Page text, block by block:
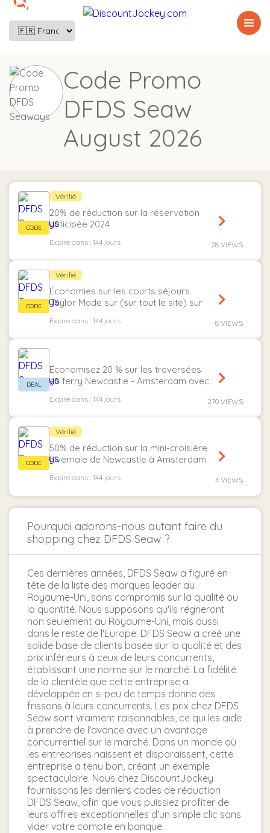
Code Promo
DFDS Seaw
August 2026
Vérifié
20% de réduction sur la réservation
anticipée 2024
Expire dans : 144 jours 28 VIEWS
Vérifié
Économies sur les courts séjours
Taylor Made sur (sur tout le site) sur
Expire dans : 144 jours 8 VIEWS
Économisez 20 % sur les traversées
en ferry Newcastle - Amsterdam avec
Expire dans : 144 jours 270 VIEWS
Vérifié
50% de réduction sur la mini-croisière
hivernale de Newcastle à Amsterdam
Expire dans : 144 jours 4 VIEWS
Pourquoi adorons-nous autant faire du
shopping chez DFDS Seaw ?
Ces dernières années, DFDS Seaw a figuré en
tête de la liste des marques leader au
Royaume-Uni, sans compromis sur la qualité ou
la quantité. Nous supposons qu'ils régneront
non seulement au Royaume-Uni, mais aussi
dans le reste de l'Europe. DFDS Seaw a créé une
solide base de clients basée sur la qualité et des
prix inférieurs à ceux de leurs concurrents,
établissant une norme sur le marché. La fidélité
de la clientèle que cette entreprise a
développée en si peu de temps donne des
frissons à leurs concurrents. Les prix chez DFDS
Seaw sont vraiment raisonnables, ce qui les aide
à prendre de l'avance avec un avantage
concurrentiel sur le marché. Dans un monde où
les entreprises naissent et disparaissent, cette
entreprise a tenu bon, créant un exemple
spectaculaire. Nous chez DiscountJockey
fournissons les derniers codes de réduction
DFDS Seaw, afin que vous puissiez profiter de
leurs offres exceptionnelles d'un simple clic sans
vider votre compte en banque.